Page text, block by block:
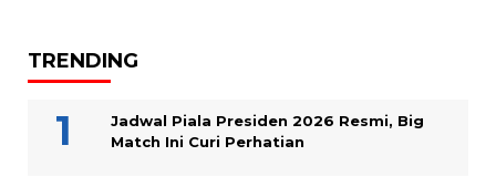
TRENDING
Jadwal Piala Presiden 2026 Resmi, Big
Match Ini Curi Perhatian